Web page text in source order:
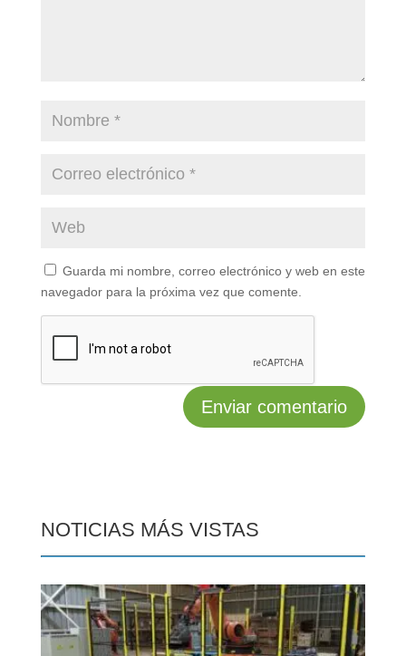
Guarda mi nombre, correo electrónico y web en este
navegador para la próxima vez que comente.
NOTICIAS MÁS VISTAS